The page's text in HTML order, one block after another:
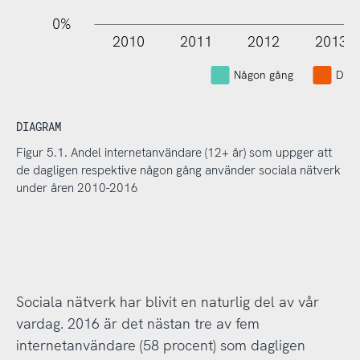
0%
L
2010 2011 2012 2013
Någon gång
DIAGRAM
Figur 5.1. Andel internetanvändare (12+ år) som uppger att
de dagligen respektive någon gång använder sociala nätverk
under åren 2010-2016
Sociala nätverk har blivit en naturlig del av vår
vardag. 2016 är det nästan tre av fem
internetanvändare (58 procent) som dagligen